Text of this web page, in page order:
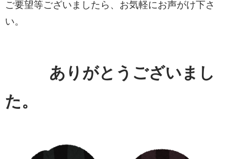
ご要望等ございましたら、お気軽にお声がけ下さ
い。
ありがとうございまし
た。